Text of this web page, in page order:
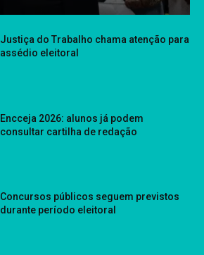
Justiça do Trabalho chama atenção para
assédio eleitoral
Encceja 2026: alunos já podem
consultar cartilha de redação
Concursos públicos seguem previstos
durante período eleitoral